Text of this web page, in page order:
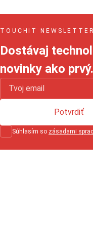
TOUCHIT NEWSLETTER
Dostávaj
novinky ako prvý.
Súhlasím so zásadami
Potvrdiť